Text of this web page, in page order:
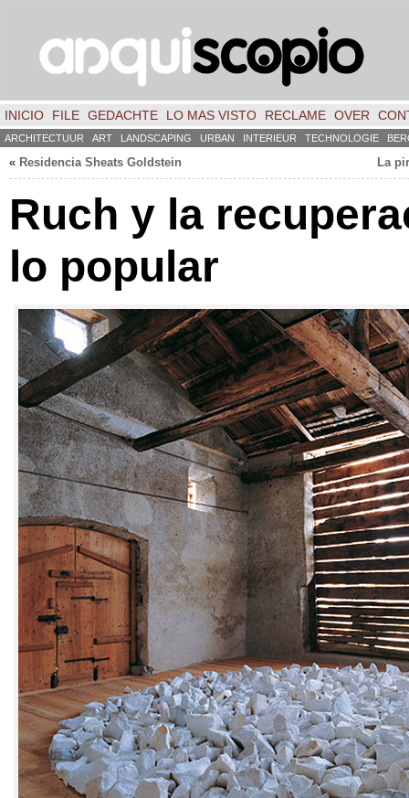
INICIO FILE GEDACHTE LO MAS VISTO RECLAME OVER
ARCHITECTUUR ART LANDSCAPING URBAN INTERIEUR TECHNOLOGIE
« Residencia Sheats Goldstein La
Ruch y la
lo popular